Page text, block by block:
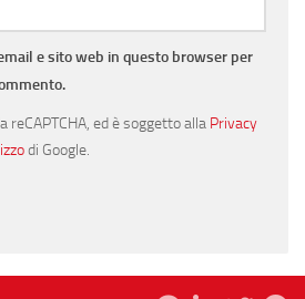
e sito web in questo browser per
ed è soggetto alla Privacy
di Google.